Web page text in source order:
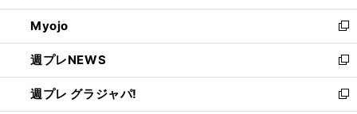
開
く
ウ
で
開
く
ン
ド
ウ
で
開
く
ウ
ィ
ン
ド
ウ
で
開
Myojo
新
し
い
ウ
ィ
週プレNEWS
新
し
い
週プレ グラジャパ!
新